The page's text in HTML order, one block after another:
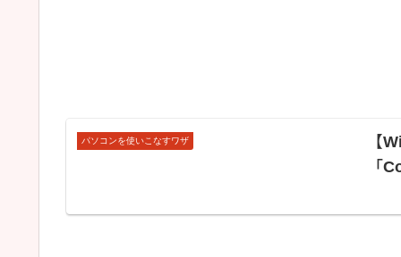
パソコンを使いこなすワザ
【
「